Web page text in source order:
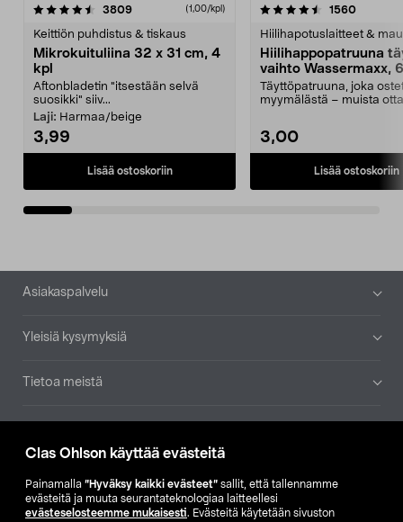
Clas Ohlson käyttää evästeitä
Painamalla ”Hyväksy kaikki evästeet” sallit, että tallennamme
evästeitä ja muuta seurantateknologiaa laitteellesi
evästeselosteemme mukaisesti. Evästeitä käytetään sivuston
3809arvostelut (1,00/kpl)
Keittiön puhdistus & tiskaus
Mikrokuituliina 32 x 31 cm, 4
kpl
Aftonbladetin "itsestään selvä
suosikki" siiv...
Laji: Harmaa/beige
3,99
Lisää ostoskoriin
4.5viidestä
1560
Hiilihapotuslaitteet &
Hiilihappopatruuna
vaihto Wassermaxx,
Täyttöpatruuna, joka
myymälästä – muista
3,00
Lisää ostoskoriin
4.5viidestä
Alatunniste
Asiakaspalvelu
Yleisiä kysymyksiä
Tietoa meistä
Etsi myymälä